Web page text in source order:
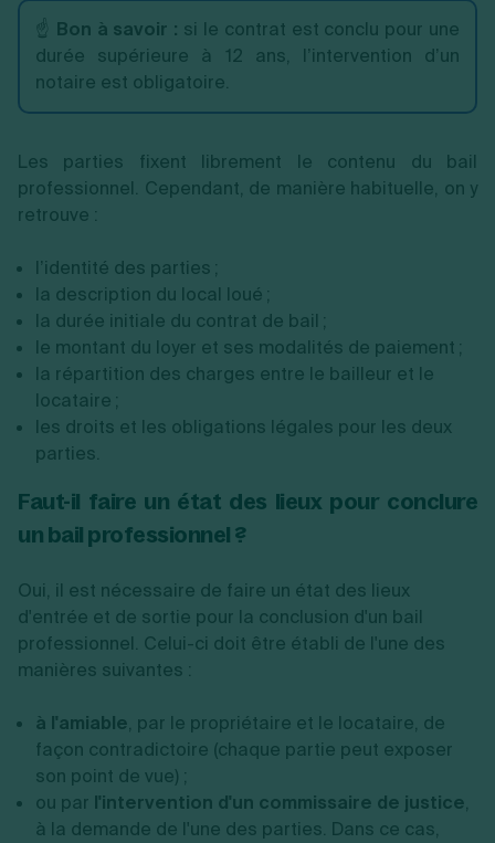
☝️ Bon à savoir : si le contrat est conclu pour une
durée supérieure à 12 ans, l’intervention d’un
notaire est obligatoire.
Les parties fixent librement le contenu du bail
professionnel. Cependant, de manière habituelle, on y
retrouve :
l’identité des parties ;
la description du local loué ;
la durée initiale du contrat de bail ;
le montant du loyer et ses modalités de paiement ;
la répartition des charges entre le bailleur et le
locataire ;
les droits et les obligations légales pour les deux
parties.
Faut-il faire un état des lieux pour conclure
un bail professionnel ?
Oui, il est nécessaire de faire un état des lieux
d'entrée et de sortie pour la conclusion d'un bail
professionnel. Celui-ci doit être établi de l'une des
manières suivantes :
à l'amiable, par le propriétaire et le locataire, de
façon contradictoire (chaque partie peut exposer
son point de vue) ;
ou par l'intervention d'un commissaire de justice,
à la demande de l'une des parties. Dans ce cas,